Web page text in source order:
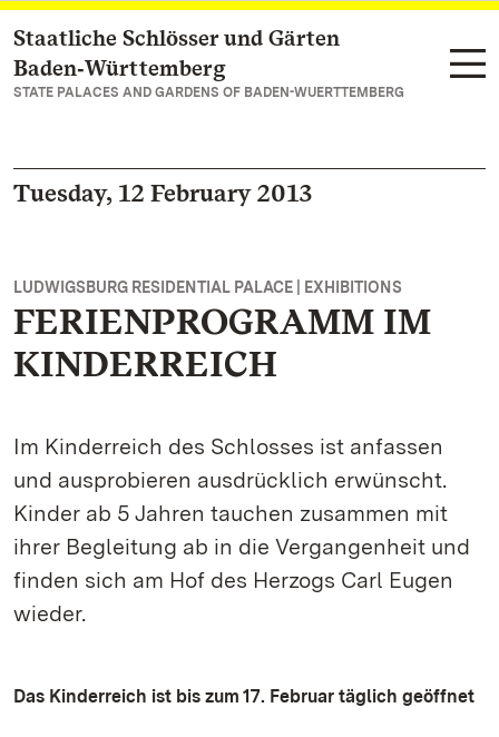
Navigate to main page
Staatliche Schlösser und Gärten
Baden‑Württemberg
STATE PALACES AND GARDENS OF BADEN-WUERTTEMBERG
Tuesday, 12 February 2013
LUDWIGSBURG RESIDENTIAL PALACE | EXHIBITIONS
FERIENPROGRAMM IM
KINDERREICH
Im Kinderreich des Schlosses ist anfassen
und ausprobieren ausdrücklich erwünscht.
Kinder ab 5 Jahren tauchen zusammen mit
ihrer Begleitung ab in die Vergangenheit und
finden sich am Hof des Herzogs Carl Eugen
wieder.
Das Kinderreich ist bis zum 17. Februar täglich geöffnet